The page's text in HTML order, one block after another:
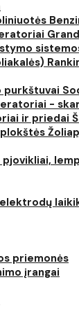
purkštuvai
-
ir priedai
pjovikliai,
priemonės
įrangai